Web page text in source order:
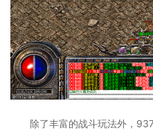
除了丰富的战斗玩法外，